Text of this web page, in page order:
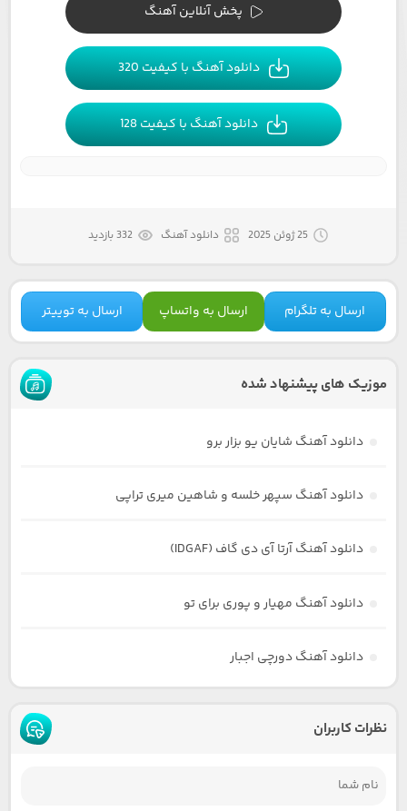
پخش آنلاین آهنگ
دانلود آهنگ با کیفیت 320
دانلود آهنگ با کیفیت 128
25 ژوئن 2025 دانلود آهنگ 332 بازدید
ارسال به تلگرام ارسال به واتساپ ارسال به توییتر
موزیک های پیشنهاد شده
دانلود آهنگ شایان یو بزار برو
دانلود آهنگ سپهر خلسه و شاهین میری تراپی
دانلود آهنگ آرتا آی دی گاف (IDGAF)
دانلود آهنگ مهیار و پوری برای تو
دانلود آهنگ دورچی اجبار
نظرات کاربران